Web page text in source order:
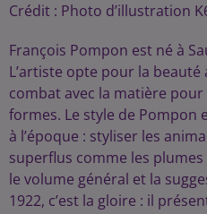
Crédit : Photo d’illustration
François Pompon est né à
L’artiste opte pour la
combat avec la matière
formes. Le style de
à l’époque : styliser les
superflus comme les
le volume général et la
1922, c’est la gloire : il